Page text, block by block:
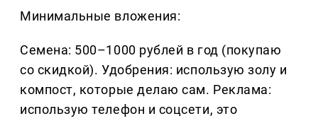
Минимальные вложения:
Семена: 500–1000 рублей в год (покупаю
со скидкой). Удобрения: использую золу и
компост, которые делаю сам. Реклама:
использую телефон и соцсети, это